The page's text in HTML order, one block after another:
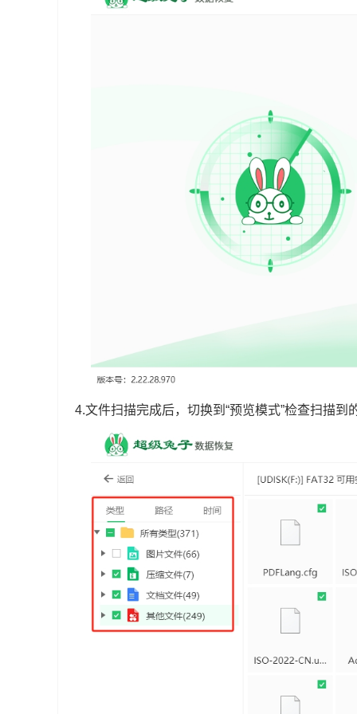
4.文件扫描完成后，切换到“预览模式”检查扫描